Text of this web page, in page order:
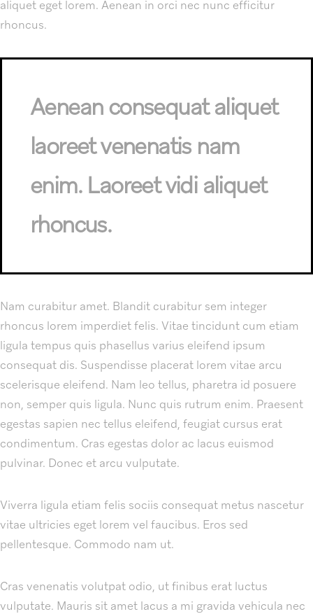
aliquet eget lorem. Aenean in orci nec nunc efficitur
rhoncus.
Aenean consequat aliquet
laoreet venenatis nam
enim. Laoreet vidi aliquet
rhoncus.
Nam curabitur amet. Blandit curabitur sem integer
rhoncus lorem imperdiet felis. Vitae tincidunt cum etiam
ligula tempus quis phasellus varius eleifend ipsum
consequat dis. Suspendisse placerat lorem vitae arcu
scelerisque eleifend. Nam leo tellus, pharetra id posuere
non, semper quis ligula. Nunc quis rutrum enim. Praesent
egestas sapien nec tellus eleifend, feugiat cursus erat
condimentum. Cras egestas dolor ac lacus euismod
pulvinar. Donec et arcu vulputate.
Viverra ligula etiam felis sociis consequat metus nascetur
vitae ultricies eget lorem vel faucibus. Eros sed
pellentesque. Commodo nam ut.
Cras venenatis volutpat odio, ut finibus erat luctus
vulputate. Mauris sit amet lacus a mi gravida vehicula nec